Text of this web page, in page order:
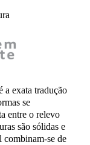
a exata tradução
se
entre o relevo
são sólidas e
combinam-se de